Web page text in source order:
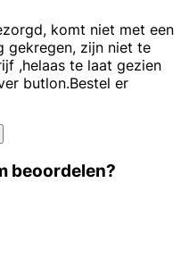
komt niet met een
gekregen, zijn niet te
,helaas te laat gezien
butlon.Bestel er
beoordelen?